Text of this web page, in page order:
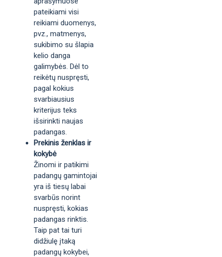
pateikiami visi
reikiami duomenys,
pvz., matmenys,
sukibimo su šlapia
kelio danga
galimybės. Dėl to
reikėtų nuspręsti,
pagal kokius
svarbiausius
kriterijus teks
išsirinkti naujas
padangas.
Prekinis ženklas ir
kokybė
Žinomi ir patikimi
padangų gamintojai
yra iš tiesų labai
svarbūs norint
nuspręsti, kokias
padangas rinktis.
Taip pat tai turi
didžiulę įtaką
padangų kokybei,